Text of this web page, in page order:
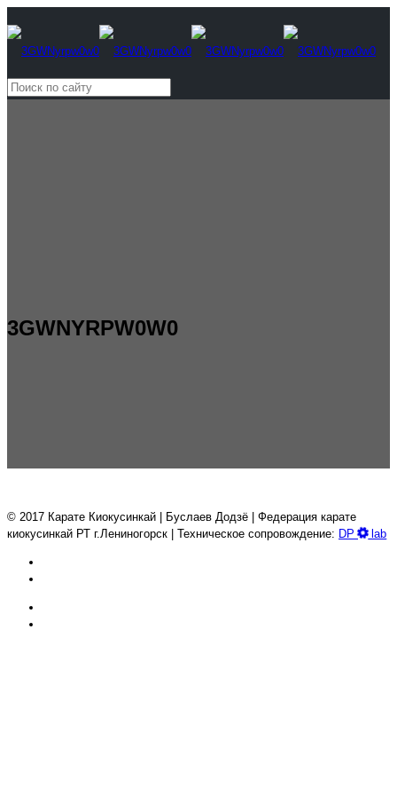
3GWNYRPW0W0
© 2017 Карате Киокуcинкай | Буслаев Додзё | Федерация карате
киокусинкай РТ г.Лениногорск | Техническое сопровождение: DP lab